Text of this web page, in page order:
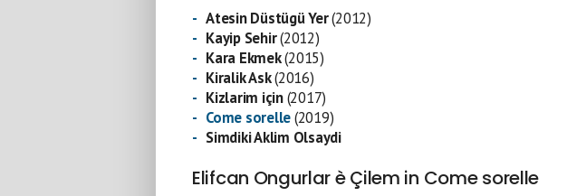
Atesin Düstügü Yer(2012)
Kayip Sehir(2012)
Kara Ekmek(2015)
Kiralik Ask(2016)
Kizlarim için(2017)
Come sorelle(2019)
Simdiki Aklim Olsaydi
Elifcan Ongurlar è Çilem in Come sorelle